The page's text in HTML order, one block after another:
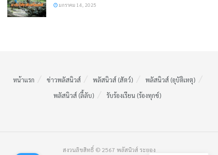
มกราคม 14, 2025
หน้าแรก ข่าวพลัสนิวส์ พลัสนิวส์ (สัตว์)
พลัสนิวส์ (อุบัติเหตุ)
พลัสนิวส์ (ลี้ลับ)
รับร้องเรียน (ร้องทุกข์)
สงวนลิขสิทธิ์ © 2567 พลัสนิวส์ ระยอง